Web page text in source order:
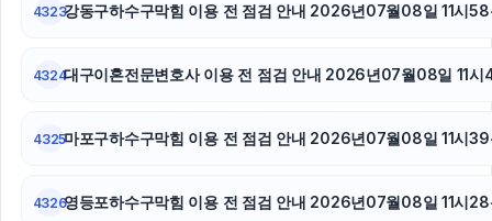
용산구하수구막힘
수원음주운전변호사
4323강동구하수구막힘 이용 전 점검 안내 2026년07월08일 11시58
4324대구이혼전문변호사 이용 전 점검 안내 2026년07월08일 11시
4325마포구하수구막힘 이용 전 점검 안내 2026년07월08일 11시39
4326영등포하수구막힘 이용 전 점검 안내 2026년07월08일 11시28